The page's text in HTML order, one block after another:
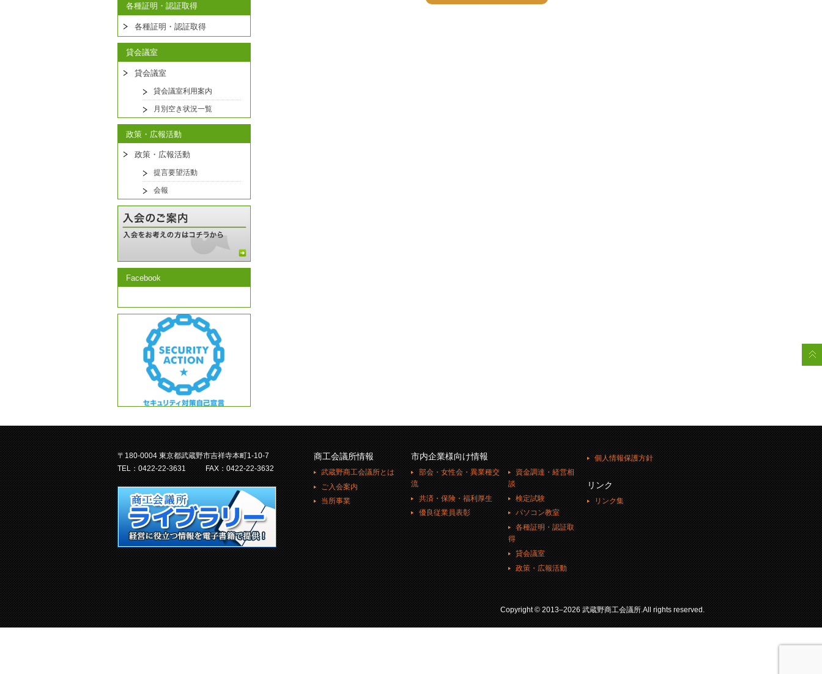
各種証明・認証取得
各種証明・認証取得
貸会議室
貸会議室
貸会議室利用案内
月別空き状況一覧
政策・広報活動
政策・広報活動
提言要望活動
会報
Facebook
〒180-0004 東京都武蔵野市吉祥寺本町1-10-7
TEL：0422-22-3631
FAX：0422-22-3632
商工会議所情報
武蔵野商工会議所とは
ご入会案内
当所事業
市内企業様向け情報
部会・女性会・異業種交
流
共済・保険・福利厚生
優良従業員表彰
資金調達・経営相
談
検定試験
パソコン教室
各種証明・認証取
得
貸会議室
政策・広報活動
個人情報保護方針
リンク
リンク集
Copyright © 2013–2026 武蔵野商工会議所.All rights reserved.